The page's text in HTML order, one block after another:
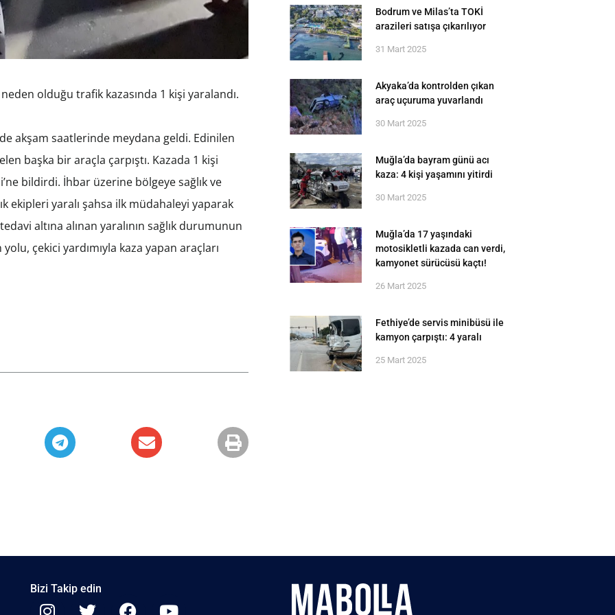
olduğu trafik kazasında 1 kişi yaralandı.
akşam saatlerinde meydana geldi. Edinilen
başka bir araçla çarpıştı. Kazada 1 kişi
bildirdi. İhbar üzerine bölgeye sağlık ve
ekipleri yaralı şahsa ilk müdahaleyi yaparak
altına alınan yaralının sağlık durumunun
çekici yardımıyla kaza yapan araçları
Bodrum ve Milas’ta TOKİ
arazileri satışa çıkarılıyor
31 Mart 2025
Akyaka’da kontrolden çıkan
araç uçuruma yuvarlandı
30 Mart 2025
Muğla’da bayram günü acı
kaza: 4 kişi yaşamını yitirdi
30 Mart 2025
Muğla’da 17 yaşındaki
motosikletli kazada can verdi,
kamyonet sürücüsü kaçtı!
26 Mart 2025
Fethiye’de servis minibüsü ile
kamyon çarpıştı: 4 yaralı
25 Mart 2025
Bizi Takip edin